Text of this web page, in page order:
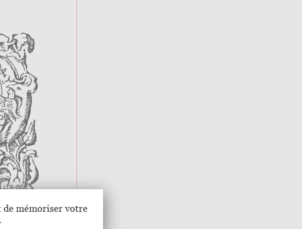
de mémoriser votre